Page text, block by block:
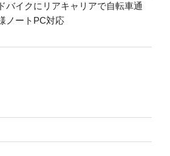
バイクにリアキャリアで自転車通
ノートPC対応